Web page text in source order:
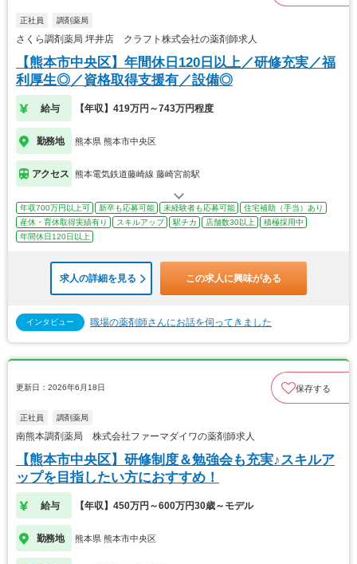
正社員 調剤薬局
さくら調剤薬局 坪井店 クラフト株式会社の薬剤師求人
【熊本市中央区】年間休日120日以上／研修充実／福
利厚生◎／資格取得支援有／設備◎
給与 【年収】419万円～743万円程度
勤務地 熊本県 熊本市中央区
アクセス 熊本電気鉄道藤崎線 藤崎宮前駅
年収700万円以上可 新卒も応募可能 未経験者も応募可能
住宅補助（手当）あり
産休・育休取得実績有り
スキルアップ 駅チカ 店舗数30以上
積極採用中
年間休日120日以上
求人の詳細を見る この求人に興味がある
インタビュー 職場の薬剤師さんにお話を伺ってきました
更新日：2026年6月18日 保存する
正社員 調剤薬局
南熊本調剤薬局 株式会社ファーマダイワの薬剤師求人
【熊本市中央区】研修制度＆勉強会も充実♪スキルア
ップを目指したい方におすすめ！
給与 【年収】450万円～600万円30歳～モデル
勤務地 熊本県 熊本市中央区